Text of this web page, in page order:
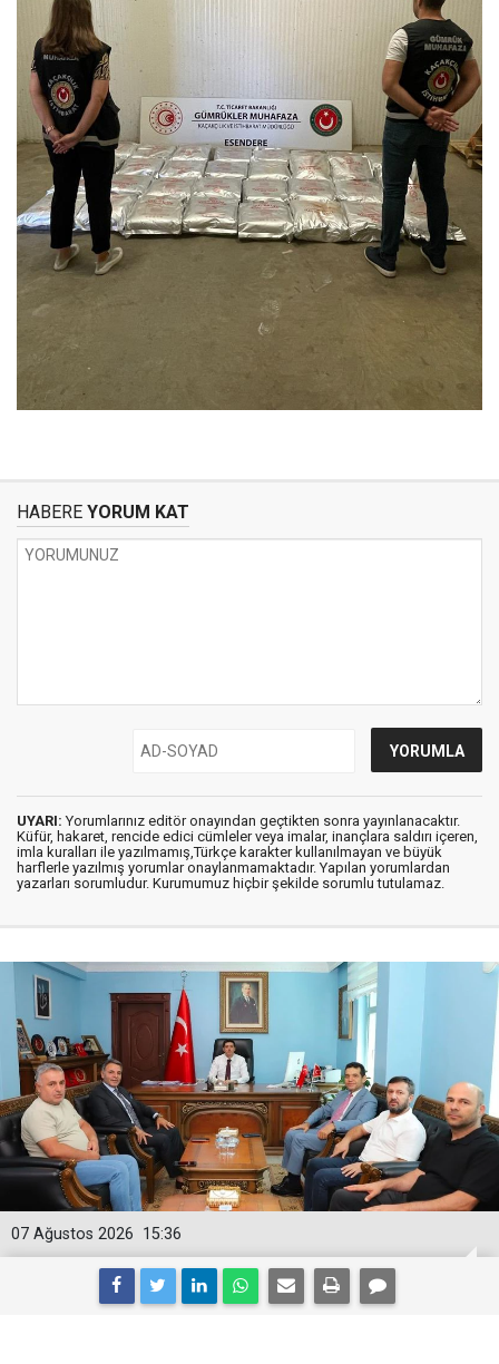
HABERE YORUM KAT
UYARI: Yorumlarınız editör onayından geçtikten sonra yayınlanacaktır.
Küfür, hakaret, rencide edici cümleler veya imalar, inançlara saldırı içeren,
imla kuralları ile yazılmamış,Türkçe karakter kullanılmayan ve büyük
harflerle yazılmış yorumlar onaylanmamaktadır. Yapılan yorumlardan
yazarları sorumludur. Kurumumuz hiçbir şekilde sorumlu tutulamaz.
15:36
07 Ağustos 2026